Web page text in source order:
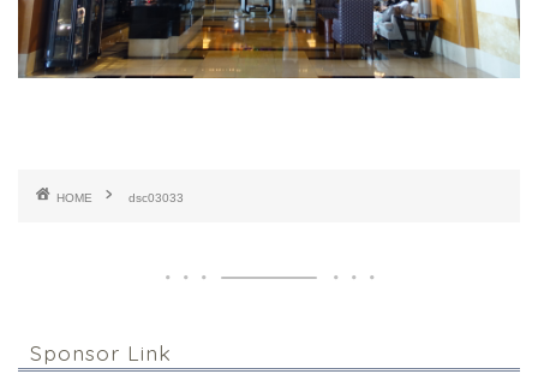
HOME dsc03033
Sponsor Link